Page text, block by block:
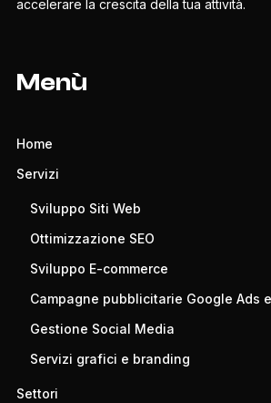
accelerare la crescita della tua attività.
Menù
Home
Servizi
Sviluppo Siti Web
Ottimizzazione SEO
Sviluppo E-commerce
Campagne pubblicitarie Google Ads
Gestione Social Media
Servizi grafici e branding
Settori